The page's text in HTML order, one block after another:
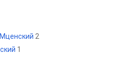
Мценский 2
1